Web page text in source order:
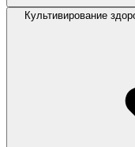
Культивирование